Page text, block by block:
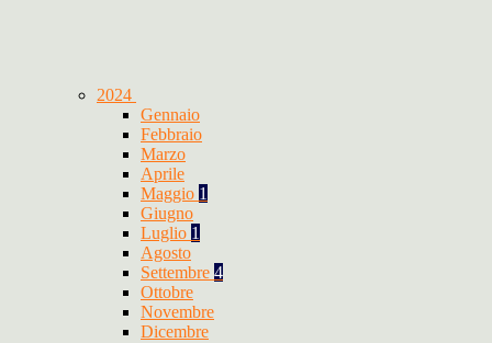
2024
Gennaio
Febbraio
Marzo
Aprile
Maggio 1
Giugno
Luglio 1
Agosto
Settembre 4
Ottobre
Novembre
Dicembre